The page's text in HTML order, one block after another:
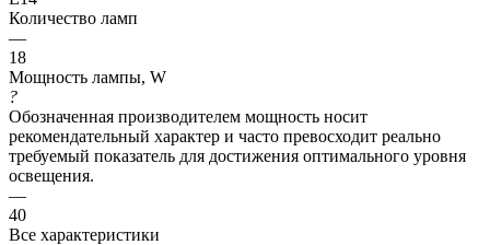
Количество ламп
—
18
Мощность лампы, W
?
Обозначенная производителем мощность носит
рекомендательный характер и часто превосходит реально
требуемый показатель для достижения оптимального уровня
освещения.
—
40
Все характеристики